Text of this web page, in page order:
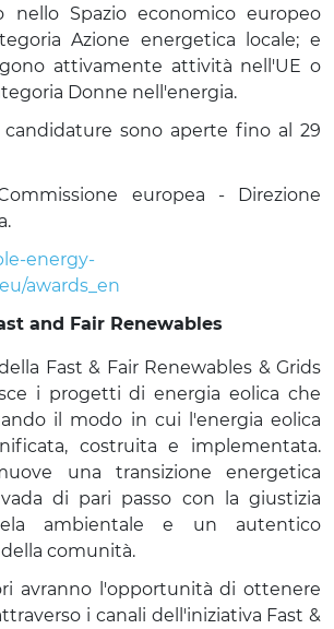
nello Spazio economico europeo
Azione energetica locale; e
attivamente attività nell'UE o
Donne nell'energia.
candidature sono aperte fino al 29
europea - Direzione
energy-
awards_en
and Fair Renewables
Fast & Fair Renewables & Grids
i progetti di energia eolica che
il modo in cui l'energia eolica
costruita e implementata.
una transizione energetica
di pari passo con la giustizia
ambientale e un autentico
comunità.
avranno l'opportunità di ottenere
i canali dell'iniziativa Fast &